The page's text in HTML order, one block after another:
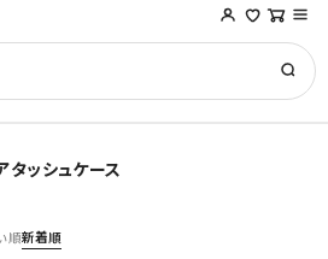
タッシュケース
順新着順